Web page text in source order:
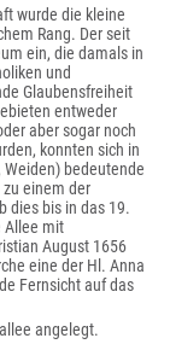
wurde die kleine
Rang. Der seit
ein, die damals in
und
Glaubensfreiheit
entweder
aber sogar noch
konnten sich in
bedeutende
einem der
dies bis in das 19.
Allee mit
August 1656
eine der Hl. Anna
Fernsicht auf das
angelegt.